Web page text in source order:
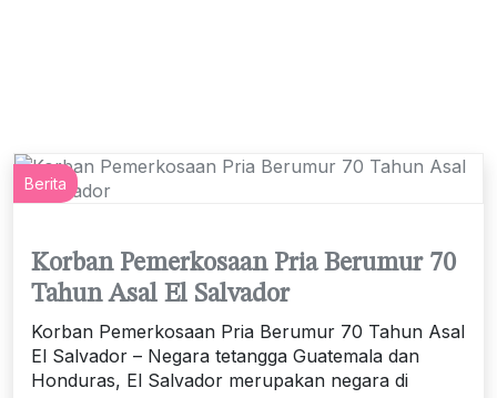
Berita
Korban Pemerkosaan Pria Berumur 70
Tahun Asal El Salvador
Korban Pemerkosaan Pria Berumur 70 Tahun Asal
El Salvador – Negara tetangga Guatemala dan
Honduras, El Salvador merupakan negara di